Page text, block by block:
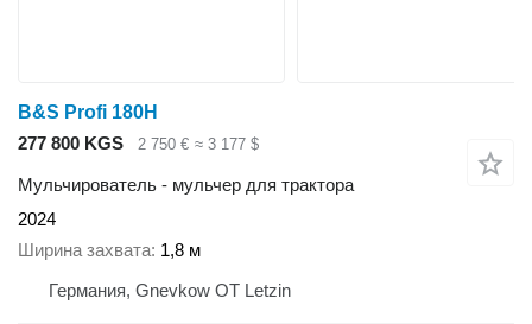
B&S Profi 180H
277 800 KGS
2 750 € ≈ 3 177 $
Мульчирователь - мульчер для трактора
2024
Ширина захвата 1,8 м
Германия, Gnevkow OT Letzin